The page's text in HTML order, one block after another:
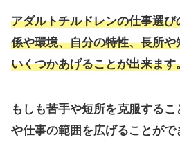
アダルトチルドレンの仕事選
係や環境、自分の特性、長所
いくつかあげることが出来ます
もしも苦手や短所を克服する
や仕事の範囲を広げることがで